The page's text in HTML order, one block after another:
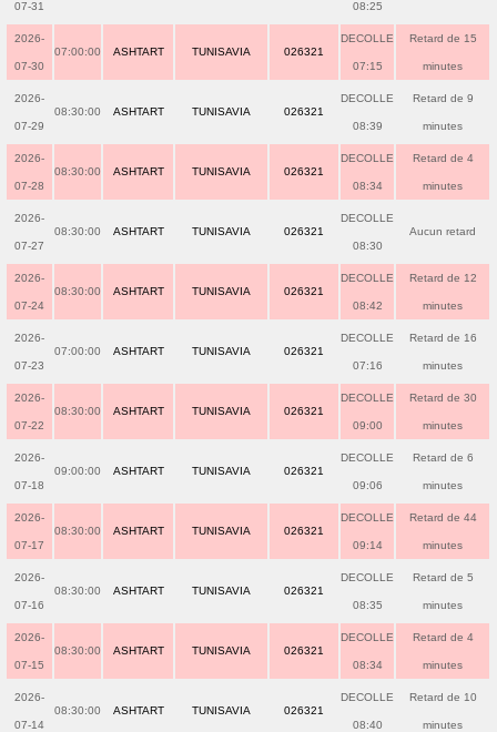
07-31 08:25
2026-
07-30
07:00:00 ASHTART TUNISAVIA 026321
DECOLLE
07:15
Retard de 15
minutes
2026-
07-29
08:30:00 ASHTART TUNISAVIA 026321
DECOLLE
08:39
Retard de 9
minutes
2026-
07-28
08:30:00 ASHTART TUNISAVIA 026321
DECOLLE
08:34
Retard de 4
minutes
2026-
07-27
08:30:00 ASHTART TUNISAVIA 026321
DECOLLE
08:30
Aucun retard
2026-
07-24
08:30:00 ASHTART TUNISAVIA 026321
DECOLLE
08:42
Retard de 12
minutes
2026-
07-23
07:00:00 ASHTART TUNISAVIA 026321
DECOLLE
07:16
Retard de 16
minutes
2026-
07-22
08:30:00 ASHTART TUNISAVIA 026321
DECOLLE
09:00
Retard de 30
minutes
2026-
07-18
09:00:00 ASHTART TUNISAVIA 026321
DECOLLE
09:06
Retard de 6
minutes
2026-
07-17
08:30:00 ASHTART TUNISAVIA 026321
DECOLLE
09:14
Retard de 44
minutes
2026-
07-16
08:30:00 ASHTART TUNISAVIA 026321
DECOLLE
08:35
Retard de 5
minutes
2026-
07-15
08:30:00 ASHTART TUNISAVIA 026321
DECOLLE
08:34
Retard de 4
minutes
2026-
07-14
08:30:00 ASHTART TUNISAVIA 026321
DECOLLE
08:40
Retard de 10
minutes